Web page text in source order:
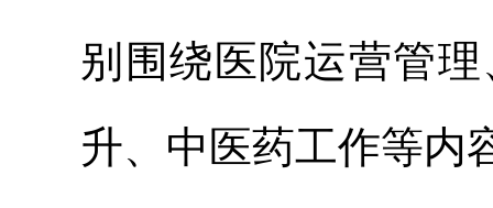
别围绕医院运营管
升、中医药工作等内